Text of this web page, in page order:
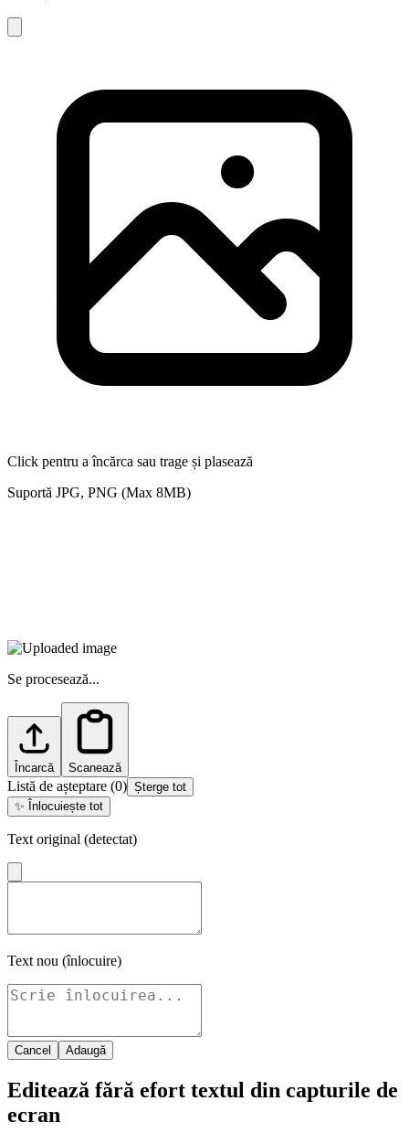
Click pentru a încărca sau trage și plasează
Suportă JPG, PNG (Max 8MB)
Se procesează...
Încarcă Scanează
Listă de așteptare (0) Șterge tot
✨ Înlocuiește tot
Text original (detectat)
Text nou (înlocuire)
Cancel Adaugă
Editează fără efort textul din capturile de
ecran